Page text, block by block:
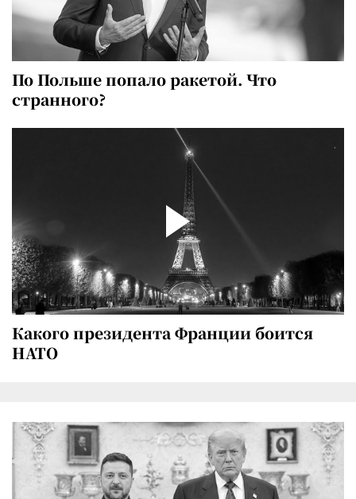
По Польше попало ракетой. Что
странного?
Какого президента Франции боится
НАТО